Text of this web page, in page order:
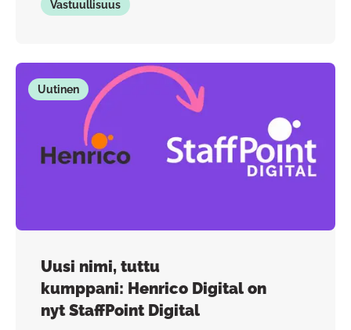
Vastuullisuus
Uutinen
Uusi nimi, tuttu
kumppani: Henrico Digital on
nyt StaffPoint Digital